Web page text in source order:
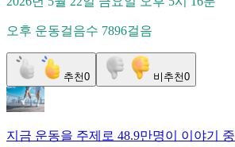
오후 운동걸음수 7896걸음
추천0 비추천0
지금 운동을 주제로 48.9만명이 이야기 중